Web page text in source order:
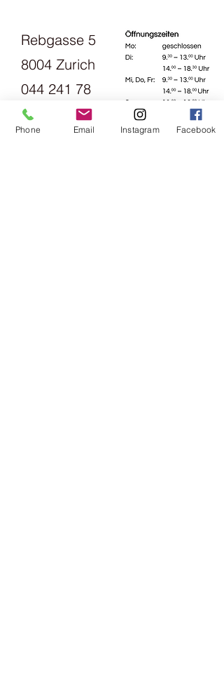
Gr. 38 ca.: 500g
Pflegehinweise: Maschinenwäsche
30°
Rebgasse 5
8004 Zurich
044 241 78
18
Phone Email Instagram Facebook